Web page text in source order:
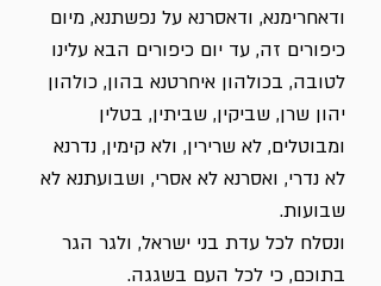
ודאחרימנא, ודאסרנא על נפשתנא, מיום
כיפורים זה, עד יום כיפורים הבא עלינו
לטובה, בכולהון איחרטנא בהון, כולהון
יהון שרן, שביקין, שביתין, בטלין
ומבוטלים, לא שרירין, ולא קימין, נדרנא
לא נדרי, ואסרנא לא אסרי, ושבועתנא לא
שבועות.
ונסלח לכל עדת בני ישראל, ולגר הגר
בתוכם, כי לכל העם בשגגה.